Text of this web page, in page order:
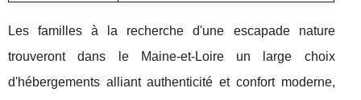
Les familles à la recherche d'une escapade nature
trouveront dans le Maine-et-Loire un large choix
d'hébergements alliant authenticité et confort moderne,